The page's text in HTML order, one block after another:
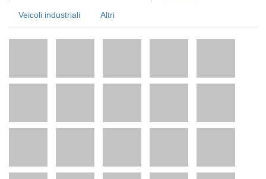
Veicoli industriali Altri